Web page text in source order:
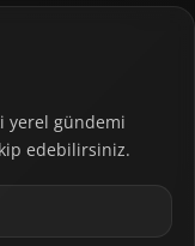
yerel gündemi
edebilirsiniz.